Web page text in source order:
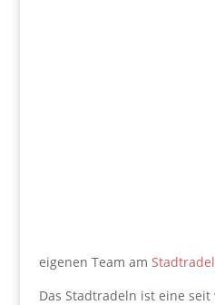
eigenen Team am
Das Stadtradeln ist eine seit